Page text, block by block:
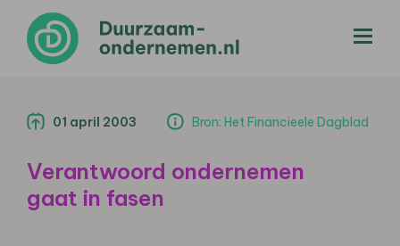
01 april 2003 Bron: Het Financieele Dagblad
Verantwoord ondernemen
gaat in fasen